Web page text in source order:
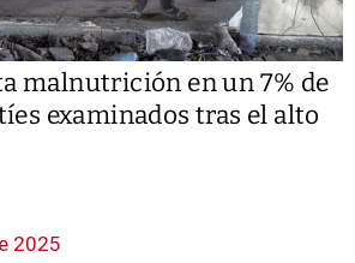
malnutrición en un 7% de
examinados tras el alto
2025